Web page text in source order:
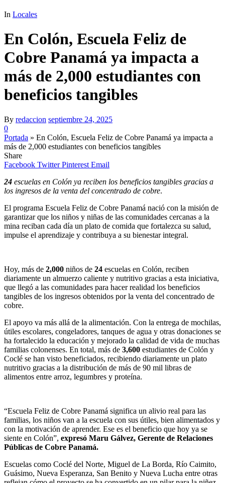
In Locales
En Colón, Escuela Feliz de
Cobre Panamá ya impacta a
más de 2,000 estudiantes con
beneficios tangibles
By redaccion septiembre 24, 2025
0
Portada » En Colón, Escuela Feliz de Cobre Panamá ya impacta a
más de 2,000 estudiantes con beneficios tangibles
Share
Facebook Twitter Pinterest Email
24 escuelas en Colón ya reciben los beneficios tangibles gracias a
los ingresos de la venta del concentrado de cobre.
El programa Escuela Feliz de Cobre Panamá nació con la misión de
garantizar que los niños y niñas de las comunidades cercanas a la
mina reciban cada día un plato de comida que fortalezca su salud,
impulse el aprendizaje y contribuya a su bienestar integral.
Hoy, más de 2,000 niños de 24 escuelas en Colón, reciben
diariamente un almuerzo caliente y nutritivo gracias a esta iniciativa,
que llegó a las comunidades para hacer realidad los beneficios
tangibles de los ingresos obtenidos por la venta del concentrado de
cobre.
El apoyo va más allá de la alimentación. Con la entrega de mochilas,
útiles escolares, congeladores, tanques de agua y otras donaciones se
ha fortalecido la educación y mejorado la calidad de vida de muchas
familias colonenses. En total, más de 3,600 estudiantes de Colón y
Coclé se han visto beneficiados, recibiendo diariamente un plato
nutritivo gracias a la distribución de más de 90 mil libras de
alimentos entre arroz, legumbres y proteína.
“Escuela Feliz de Cobre Panamá significa un alivio real para las
familias, los niños van a la escuela con sus útiles, bien alimentados y
con la motivación de aprender. Ese es el beneficio que hoy ya se
siente en Colón”, expresó Maru Gálvez, Gerente de Relaciones
Públicas de Cobre Panamá.
Escuelas como Coclé del Norte, Miguel de La Borda, Río Caimito,
Guásimo, Nueva Esperanza, San Benito y Nueva Lucha entre otras